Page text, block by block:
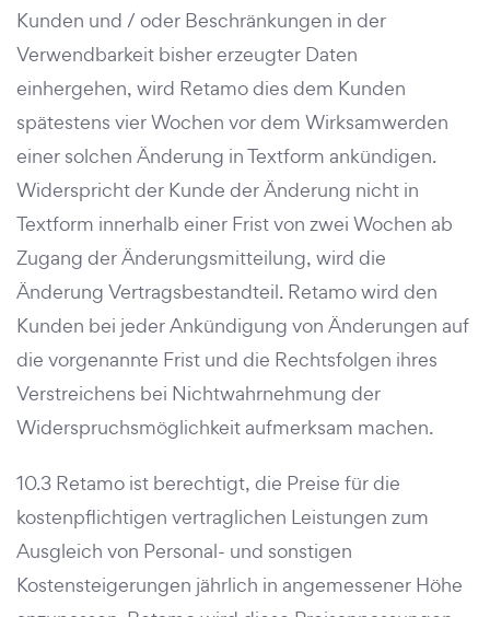
Kunden und / oder Beschränkungen in der
Verwendbarkeit bisher erzeugter Daten
einhergehen, wird Retamo dies dem Kunden
spätestens vier Wochen vor dem Wirksamwerden
einer solchen Änderung in Textform ankündigen.
Widerspricht der Kunde der Änderung nicht in
Textform innerhalb einer Frist von zwei Wochen ab
Zugang der Änderungsmitteilung, wird die
Änderung Vertragsbestandteil. Retamo wird den
Kunden bei jeder Ankündigung von Änderungen auf
die vorgenannte Frist und die Rechtsfolgen ihres
Verstreichens bei Nichtwahrnehmung der
Widerspruchsmöglichkeit aufmerksam machen.
10.3 Retamo ist berechtigt, die Preise für die
kostenpflichtigen vertraglichen Leistungen zum
Ausgleich von Personal- und sonstigen
Kostensteigerungen jährlich in angemessener Höhe